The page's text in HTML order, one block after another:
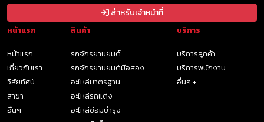
สำหรับเจ้าหน้าที่
หน้าแรก
หน้าแรก
เกี่ยวกับเรา
วิสัยทัศน์
สาขา
อื่นๆ
สินค้า
รถจักรยานยนต์
รถจักรยานยนต์มือสอง
อะไหล่มาตรฐาน
อะไหล่รถแต่ง
อะไหล่ซ่อมบำรุง
บริการ
บริการลูกค้า
บริการพนักงาน
อื่นๆ +